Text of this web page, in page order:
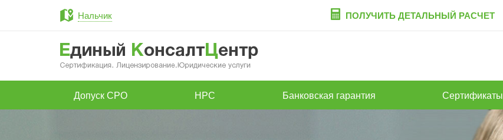
Нальчик ПОЛУЧИТЬ ДЕТАЛЬНЫЙ РАСЧЕТ
Допуск СРО НРС Банковская гарантия Сертификаты